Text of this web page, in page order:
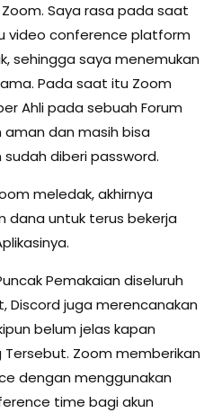
Saya rasa pada saat
video conference platform
sehingga saya menemukan
Pada saat itu Zoom
Ahli pada sebuah Forum
aman dan masih bisa
diberi password.
meledak, akhirnya
dana untuk terus bekerja
Pemakaian diseluruh
Discord juga merencanakan
belum jelas kapan
Zoom memberikan
dengan menggunakan
time bagi akun